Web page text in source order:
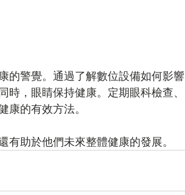
的警覺。通過了解數位設備如何影響
，眼睛保持健康。定期眼科檢查、
康的有效方法。
助於他們未來整體健康的發展。